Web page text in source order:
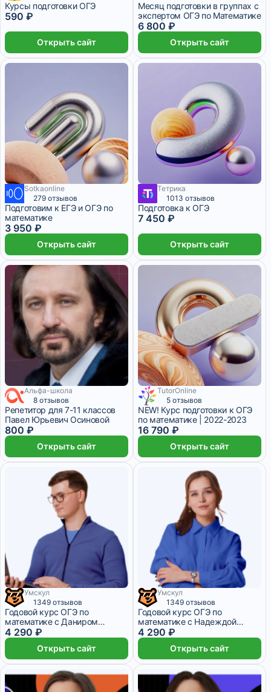
Курсы подготовки ОГЭ
590 ₽
Открыть сайт
Месяц подготовки в группах с
экспертом ОГЭ по Математике
6 800 ₽
Открыть сайт
1 месяц
Sotkaonline
279 отзывов
Подготовим к ЕГЭ и ОГЭ по
математике
3 950 ₽
Открыть сайт
7 450 ₽/мес
Тетрика
1013 отзывов
Подготовка к ОГЭ
7 450 ₽
Открыть сайт
Альфа-школа
8 отзывов
Репетитор для 7-11 классов
Павел Юрьевич Осиновой
800 ₽
Открыть сайт
7 месяцев
TutorOnline
5 отзывов
NEW! Курс подготовки к ОГЭ
по математике | 2022-2023
16 790 ₽
Открыть сайт
1 073 ₽/мес 1 месяц
Умскул
1349 отзывов
Годовой курс ОГЭ по
математике с Даниром
Баевым
4 290 ₽
Открыть сайт
1 073 ₽/мес 1 месяц
Умскул
1349 отзывов
Годовой курс ОГЭ по
математике с Надеждой
Ковалевской
4 290 ₽
Открыть сайт